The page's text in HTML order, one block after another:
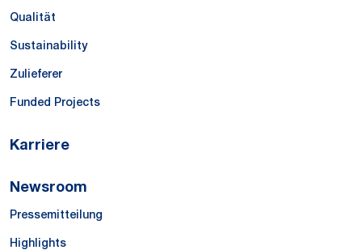
Qualität
Sustainability
Zulieferer
Funded Projects
Karriere
Newsroom
Pressemitteilung
Highlights